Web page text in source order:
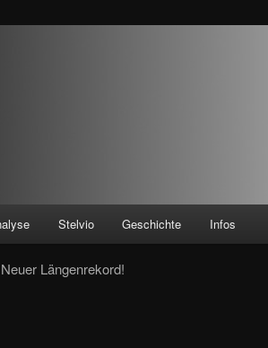
Stelvio Geschichte Infos
Längenrekord!